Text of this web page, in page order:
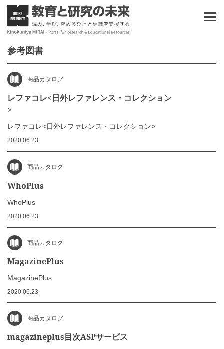
参考図書
商品カタログ
レファコレ<日外レファレンス・コレクション
>
レファコレ<日外レファレンス・コレクション>
2020.06.23
商品カタログ
WhoPlus
WhoPlus
2020.06.23
商品カタログ
MagazinePlus
MagazinePlus
2020.06.23
商品カタログ
magazineplus目次ASPサービス